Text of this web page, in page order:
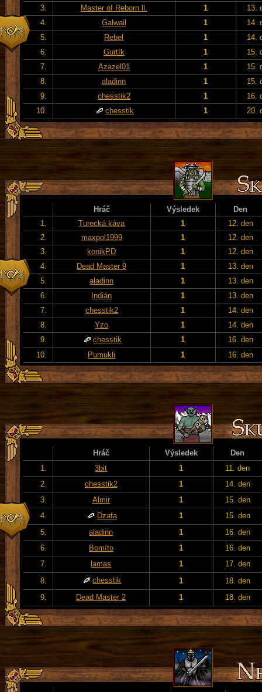
3.
Master of Reborn ll. 1
13.
4.
Galwail 1
14.
5.
Rebel 1
14.
6.
Gurtík 1
15.
7.
Azazel01 1
15.
8.
aladinn 1
15.
9.
chesstik2 1
16.
10.
chesstik 1 20.
Hráč Výsledek
Den
1.
Turecká káva 1
12. den
2.
maxpol1999 1
12. den
3.
konikPD 1
12. den
4.
Dead Master 9 1
13. den
5.
aladinn 1
13. den
6.
Indián 1
13. den
7.
chesstik2 1
14. den
8.
Yzo 1
14. den
9.
chesstik 1
16. den
10.
Pumukli 1 16. den
Hráč Výsledek
Den
1.
3bit 1
11. den
2.
chesstik2 1
14. den
3.
Almir 1
15. den
4.
Dzafa 1
15. den
5.
aladinn 1
16. den
6.
Bomíto 1
16. den
7.
lamas 1
17. den
8.
chesstik 1
18. den
9.
Dead Master 2 1 18. den